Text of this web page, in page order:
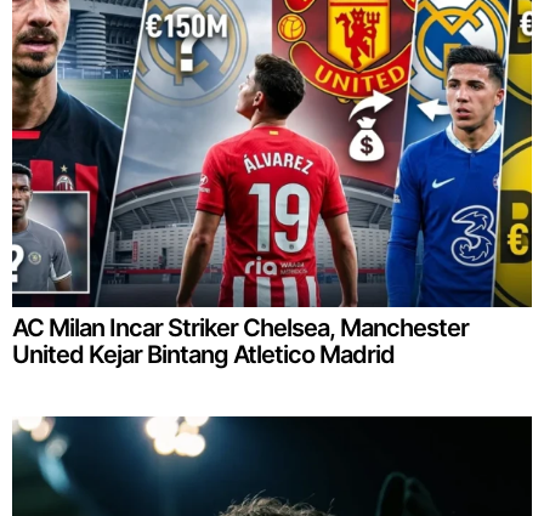
AC Milan Incar Striker Chelsea, Manchester
United Kejar Bintang Atletico Madrid